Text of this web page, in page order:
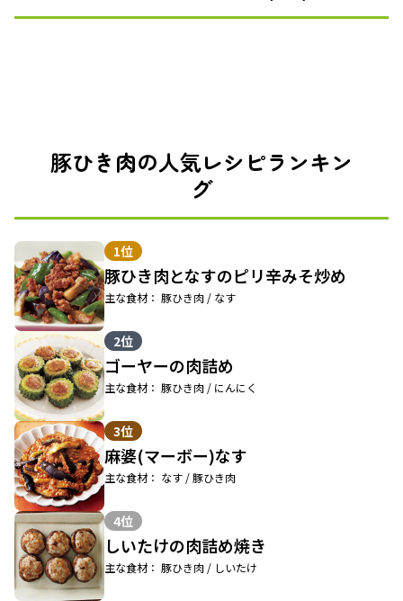
豚ひき肉の人気レシピランキン
グ
1位
豚ひき肉となすのピリ辛みそ炒め
主な食材： 豚ひき肉 / なす
2位
ゴーヤーの肉詰め
主な食材： 豚ひき肉 / にんにく
3位
麻婆(マーボー)なす
主な食材： なす / 豚ひき肉
4位
しいたけの肉詰め焼き
主な食材： 豚ひき肉 / しいたけ